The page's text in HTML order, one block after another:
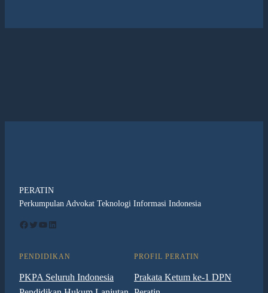
PERATIN
Perkumpulan Advokat Teknologi Informasi Indonesia
Facebook Twitter YouTube LinkedIn
PENDIDIKAN
PKPA Seluruh Indonesia
PROFIL PERATIN
Prakata Ketum ke-1 DPN